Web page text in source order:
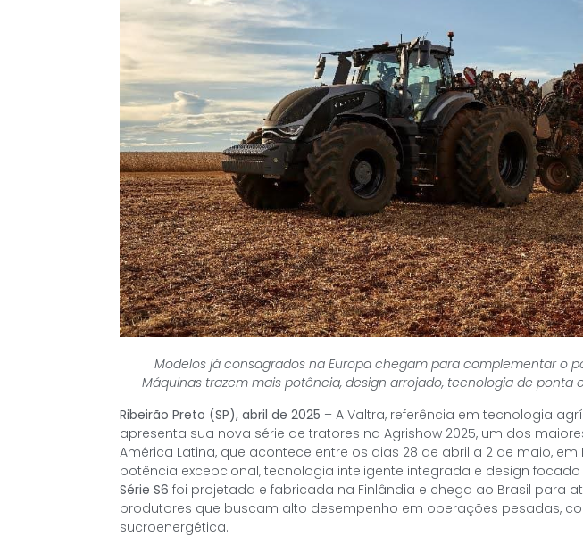
Modelos já consagrados na Europa chegam para complementar o
Máquinas trazem mais potência, design arrojado, tecnologia de
Ribeirão Preto (SP), abril de 2025 – A Valtra, referência em tecnologia
apresenta sua nova série de tratores na Agrishow 2025, um dos
América Latina, que acontece entre os dias 28 de abril a 2 de maio, em
potência excepcional, tecnologia inteligente integrada e design
Série S6 foi projetada e fabricada na Finlândia e chega ao Brasil para
produtores que buscam alto desempenho em operações pesadas,
sucroenergética.